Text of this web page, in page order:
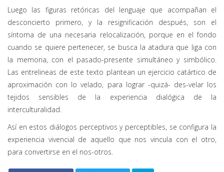
Luego las figuras retóricas del lenguaje que acompañan el
desconcierto primero, y la resignificación después, son el
síntoma de una necesaria relocalización, porque en el fondo
cuando se quiere pertenecer, se busca la atadura que liga con
la memoria, con el pasado-presente simultáneo y simbólico.
Las entrelineas de este texto plantean un ejercicio catártico de
aproximación con lo velado, para lograr -quizá- des-velar los
tejidos sensibles de la experiencia dialógica de la
interculturalidad.
Así en estos diálogos perceptivos y perceptibles, se configura la
experiencia vivencial de aquello que nos vincula con el otro,
para convertirse en el nos-otros.